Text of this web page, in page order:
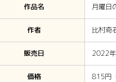
作品名 月曜日
作者 比村奇
販売日 2022
価格 815円